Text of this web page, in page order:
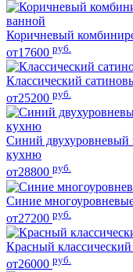
Коричневый
от17600 руб.
Классический
от25200 руб.
Синий двухуровневый
кухню
от28800 руб.
Синие
от27200 руб.
Красный
от26000 руб.